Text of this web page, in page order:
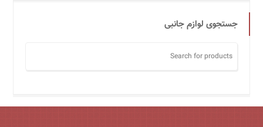
جستجوی لوازم جانبی